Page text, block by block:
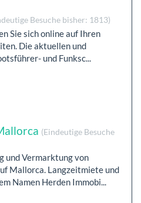
Besuche bisher: 1813)
Sie sich online auf Ihren
Die aktuellen und
und Funksc...
(Eindeutige Besuche
und Vermarktung von
Mallorca. Langzeitmiete und
Namen Herden Immobi...